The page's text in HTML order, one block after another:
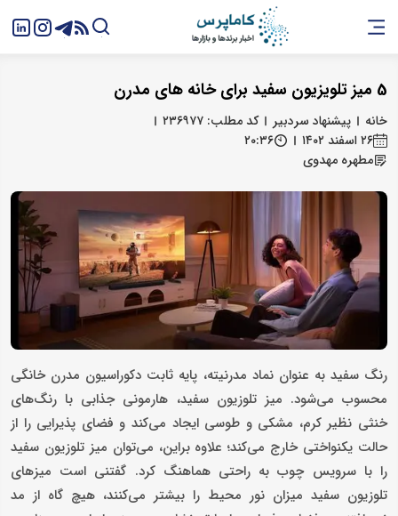
5 میز تلویزیون سفید برای خانه های مدرن
خانه پیشنهاد سردبیر
کد مطلب: ۲۳۶۹۷۷
۲۶ اسفند ۱۴۰۲
۲۰:۳۶
مطهره مهدوی
رنگ سفید به عنوان نماد مدرنیته، پایه ثابت دکوراسیون مدرن خانگی
محسوب می‌شود. میز تلوزیون سفید، هارمونی جذابی با رنگ‌های
خنثی نظیر کرم، مشکی و طوسی ایجاد می‌کند و فضای پذیرایی را از
حالت یکنواختی خارج می‌کند؛ علاوه براین، می‌توان میز تلوزیون سفید
را با سرویس چوب به راحتی هماهنگ کرد. گفتنی است میزهای
تلوزیون سفید میزان نور محیط را بیشتر می‌کنند، هیچ گاه از مد